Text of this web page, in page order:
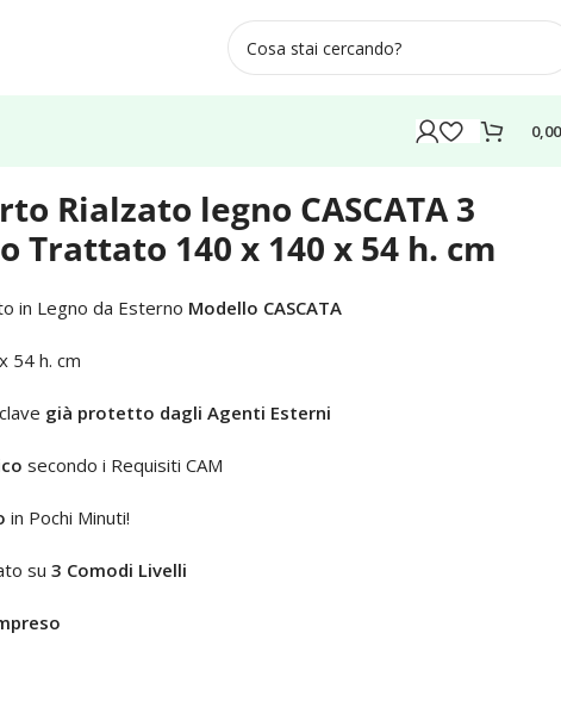
Rialzato legno CASCATA 3
Trattato 140 x 140 x 54 h. cm
in Legno da Esterno Modello CASCATA
54 h. cm
già protetto dagli Agenti Esterni
secondo i Requisiti CAM
in Pochi Minuti!
su 3 Comodi Livelli